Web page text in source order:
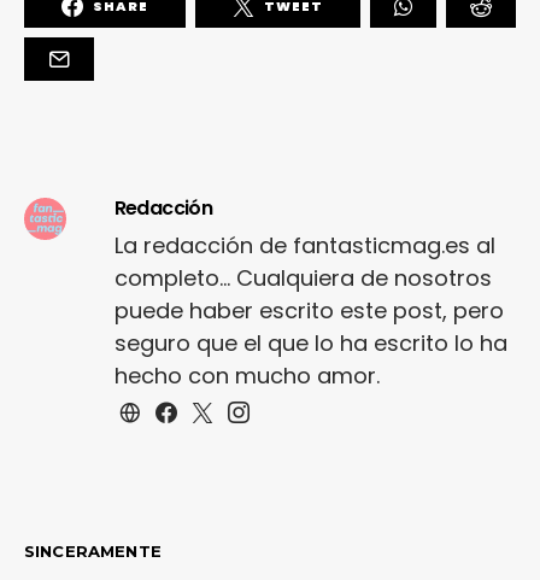
SHARE TWEET
Redacción
La redacción de fantasticmag.es al
completo... Cualquiera de nosotros
puede haber escrito este post, pero
seguro que el que lo ha escrito lo ha
hecho con mucho amor.
SINCERAMENTE